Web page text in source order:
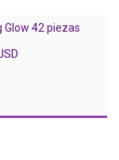
Glow 42 piezas